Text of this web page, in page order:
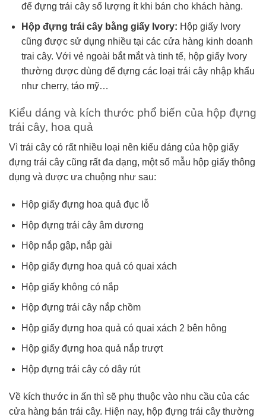
để đựng trái cây số lượng ít khi bán cho khách hàng.
Hộp đựng trái cây bằng giấy Ivory: Hộp giấy Ivory
cũng được sử dụng nhiều tại các cửa hàng kinh doanh
trai cây. Với vẻ ngoài bắt mắt và tinh tế, hộp giấy Ivory
thường được dùng để đựng các loại trái cây nhập khẩu
như cherry, táo mỹ…
Kiểu dáng và kích thước phổ biến của hộp đựng
trái cây, hoa quả
Vì trái cây có rất nhiều loại nên kiểu dáng của hộp giấy
đựng trái cây cũng rất đa dạng, một số mẫu hộp giấy thông
dụng và được ưa chuộng như sau:
Hộp giấy đựng hoa quả đục lỗ
Hộp đựng trái cây âm dương
Hộp nắp gập, nắp gài
Hộp giấy đựng hoa quả có quai xách
Hộp giấy không có nắp
Hộp đựng trái cây nắp chồm
Hộp giấy đựng hoa quả có quai xách 2 bên hông
Hộp giấy đựng hoa quả nắp trượt
Hộp đựng trái cây có dây rút
Về kích thước in ấn thì sẽ phụ thuộc vào nhu cầu của các
cửa hàng bán trái cây. Hiện nay, hộp đựng trái cây thường